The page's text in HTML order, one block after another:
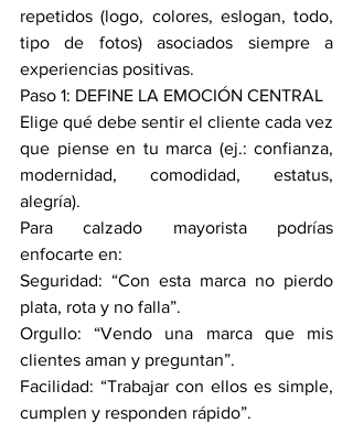
repetidos (logo, colores, eslogan, todo,
tipo de fotos) asociados siempre a
experiencias positivas.
Paso 1: DEFINE LA EMOCIÓN CENTRAL
Elige qué debe sentir el cliente cada vez
que piense en tu marca (ej.: confianza,
modernidad, comodidad, estatus,
alegría).
Para calzado mayorista podrías
enfocarte en:
Seguridad: “Con esta marca no pierdo
plata, rota y no falla”.
Orgullo: “Vendo una marca que mis
clientes aman y preguntan”.
Facilidad: “Trabajar con ellos es simple,
cumplen y responden rápido”.